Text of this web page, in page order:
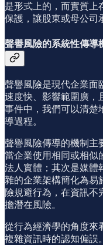
是形式上的，而實質上
保護，讓股東或母公司
聲譽風險的系統性傳導
聲譽風險是現代企業面
速度快、影響範圍廣，
事件中，我們可以清楚
導過程。
聲譽風險傳導的機制主
當企業使用相同或相似
法人實體；其次是媒體
雜的企業架構簡化為易
險規避行為，在資訊不
擔潛在風險。
從行為經濟學的角度來
複雜資訊時的認知偏誤